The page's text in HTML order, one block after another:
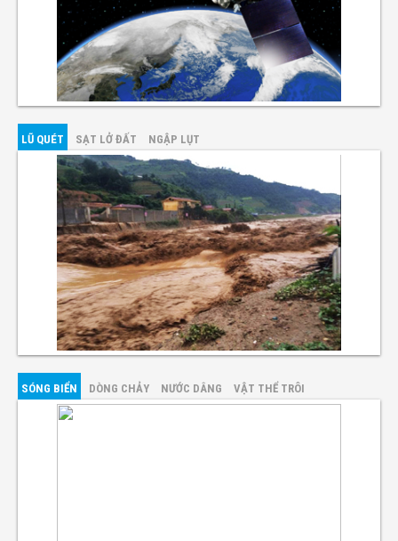
LŨ QUÉT SẠT LỞ ĐẤT NGẬP LỤT
SÓNG BIỂN DÒNG CHẢY NƯỚC DÂNG VẬT THỂ TRÔI